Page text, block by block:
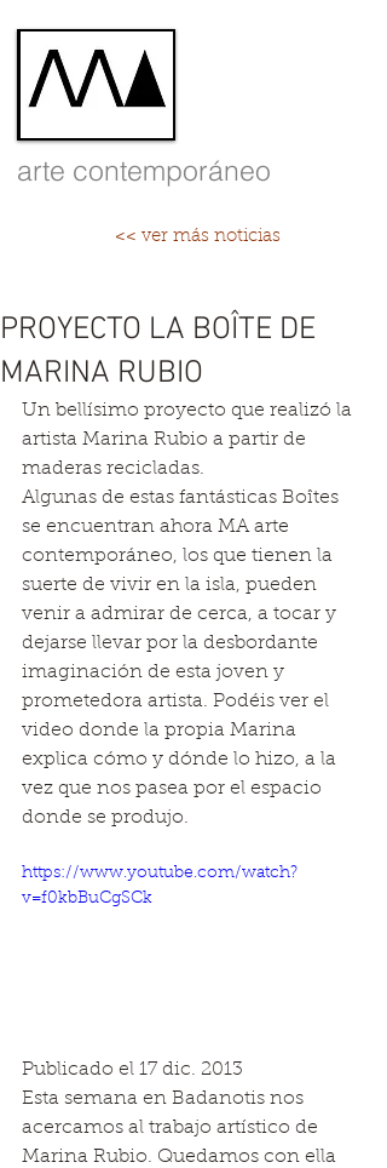
arte contemporáneo
<< ver más noticias
PROYECTO LA BOÎTE DE
MARINA RUBIO
Un bellísimo proyecto que realizó la
artista Marina Rubio a partir de
maderas recicladas.
Algunas de estas fantásticas Boîtes
se encuentran ahora MA arte
contemporáneo, los que tienen la
suerte de vivir en la isla, pueden
venir a admirar de cerca, a tocar y
dejarse llevar por la desbordante
imaginación de esta joven y
prometedora artista. Podéis ver el
video donde la propia Marina
explica cómo y dónde lo hizo, a la
vez que nos pasea por el espacio
donde se produjo.
https://www.youtube.com/watch?
v=f0kbBuCgSCk
Publicado el 17 dic. 2013
Esta semana en Badanotis nos
acercamos al trabajo artístico de
Marina Rubio. Quedamos con ella